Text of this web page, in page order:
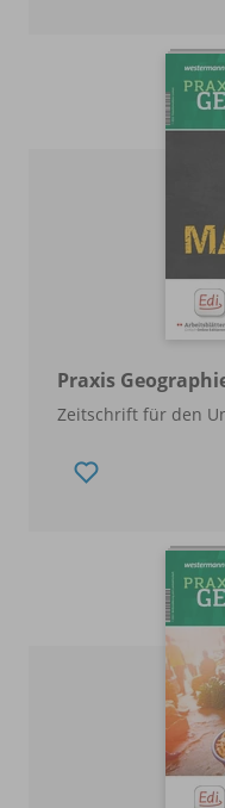
Praxis
Zeitschrift für den